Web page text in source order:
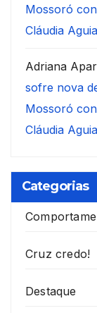
Mossoró
Cláudia
Adriana
sofre nova
Mossoró
Cláudia
Categorias
Cruz credo!
Destaque